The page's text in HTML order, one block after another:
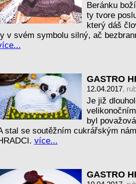
Beránku
ty tvore
který dáš
v svém symbolu silný, ač
GASTRO
12.04.2017,
Je již
byl
stal se soutěžním cukrářským
více...
GASTRO